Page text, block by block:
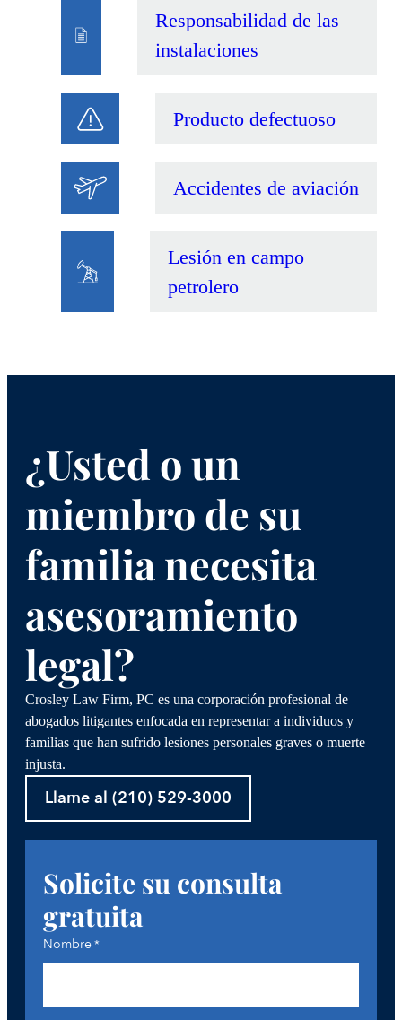
Responsabilidad de las
instalaciones
Producto defectuoso
Accidentes de aviación
Lesión en campo
petrolero
¿Usted o un
miembro de su
familia necesita
asesoramiento
legal?
Crosley Law Firm, PC es una corporación profesional de
abogados litigantes enfocada en representar a individuos y
familias que han sufrido lesiones personales graves o muerte
injusta.
Llame al (210) 529-3000
Solicite su consulta
gratuita
Nombre*